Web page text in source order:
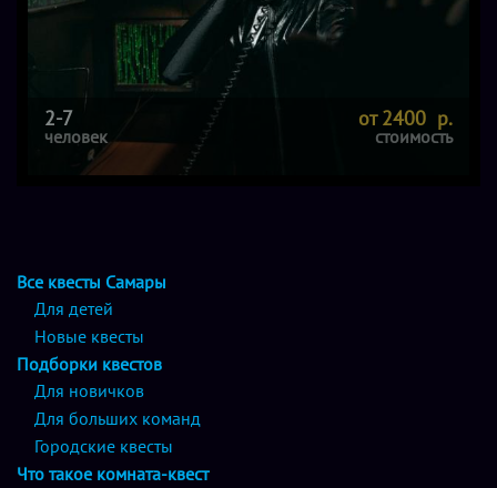
2-7
человек
от 2400 р.
стоимость
Все квесты Самары
Для детей
Новые квесты
Подборки квестов
Для новичков
Для больших команд
Городские квесты
Что такое комната-квест